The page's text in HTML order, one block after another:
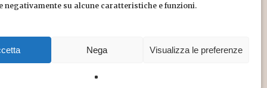
negativamente su alcune caratteristiche e funzioni.
Nega Visualizza le preferenze
CHI SIAMO